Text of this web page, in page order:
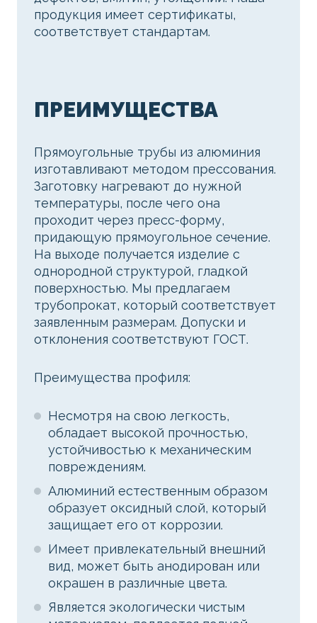
продукция имеет сертификаты,
соответствует стандартам.
ПРЕИМУЩЕСТВА
Прямоугольные трубы из алюминия
изготавливают методом прессования.
Заготовку нагревают до нужной
температуры, после чего она
проходит через пресс-форму,
придающую прямоугольное сечение.
На выходе получается изделие с
однородной структурой, гладкой
поверхностью. Мы предлагаем
трубопрокат, который соответствует
заявленным размерам. Допуски и
отклонения соответствуют ГОСТ.
Преимущества профиля:
Несмотря на свою легкость,
обладает высокой прочностью,
устойчивостью к механическим
повреждениям.
Алюминий естественным образом
образует оксидный слой, который
защищает его от коррозии.
Имеет привлекательный внешний
вид, может быть анодирован или
окрашен в различные цвета.
Является экологически чистым